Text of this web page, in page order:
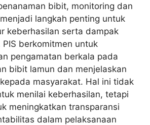
bibit, monitoring dan
langkah penting untuk
keberhasilan serta dampak
PIS berkomitmen untuk
pengamatan berkala pada
bibit lamun dan menjelaskan
masyarakat. Hal ini tidak
menilai keberhasilan, tetapi
meningkatkan transparansi
dalam pelaksanaan